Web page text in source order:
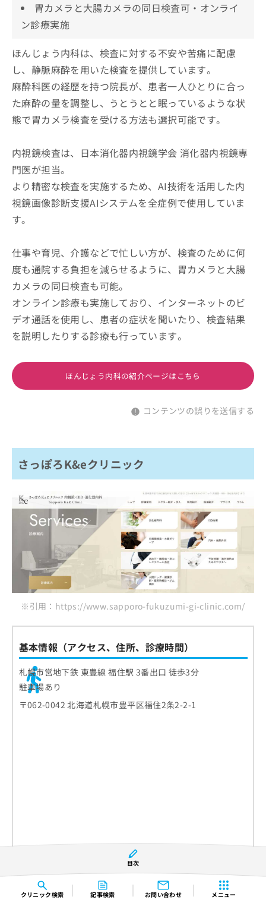
クリニック検索 記事検索 お問い合わせ メニュー
胃カメラと大腸カメラの同日検査可・オンライ
ン診療実施
ほんじょう内科は、検査に対する不安や苦痛に配慮
し、静脈麻酔を用いた検査を提供しています。
麻酔科医の経歴を持つ院長が、患者一人ひとりに合っ
た麻酔の量を調整し、うとうとと眠っているような状
態で胃カメラ検査を受ける方法も選択可能です。
内視鏡検査は、日本消化器内視鏡学会 消化器内視鏡専
門医が担当。
より精密な検査を実施するため、AI技術を活用した内
視鏡画像診断支援AIシステムを全症例で使用していま
す。
仕事や育児、介護などで忙しい方が、検査のために何
度も通院する負担を減らせるように、胃カメラと大腸
カメラの同日検査も可能。
オンライン診療も実施しており、インターネットのビ
デオ通話を使用し、患者の症状を聞いたり、検査結果
を説明したりする診療も行っています。
ほんじょう内科の紹介ページはこちら
コンテンツの誤りを送信する
さっぽろK&eクリニック
※引用：https://www.sapporo-fukuzumi-gi-clinic.com/
基本情報（アクセス、住所、診療時間）
札幌市営地下鉄 東豊線 福住駅 3番出口 徒歩3分
駐車場あり
〒062-0042 北海道札幌市豊平区福住2条2-2-1
診療時間 月 水 木 金 日 祝
目次